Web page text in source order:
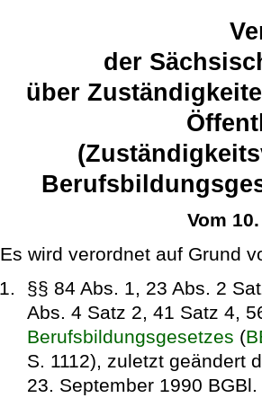
der
über
Vom
Es wird verordnet auf Grund
§§ 84 Abs. 1, 23 Abs. 2
Abs. 4 Satz 2, 41 Satz 4,
Berufsbildungsgesetzes (
S. 1112), zuletzt geändert
23. September 1990